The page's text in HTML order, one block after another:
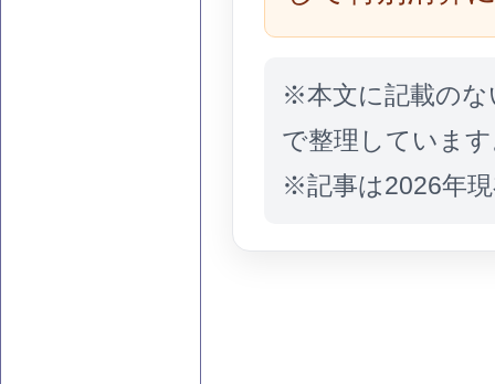
※本文に記載のな
で整理していま
※記事は2026年